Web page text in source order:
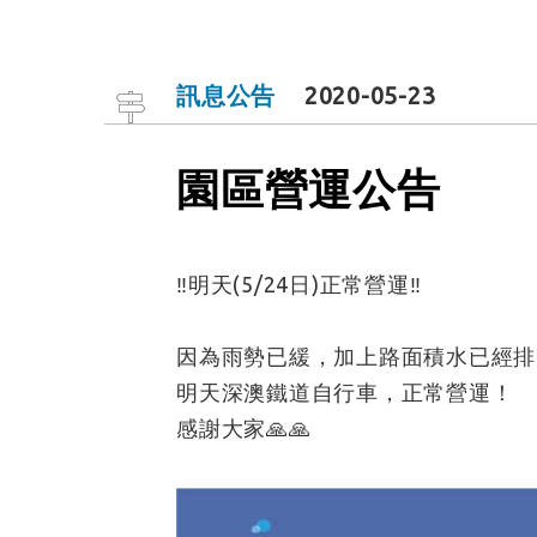
訊息公告 2020-05-23
園區營運公告
‼️明天(5/24日)正常營運‼️
因為雨勢已緩，加上路面積水已經
明天深澳鐵道自行車，正常營運！
感謝大家🙏🙏